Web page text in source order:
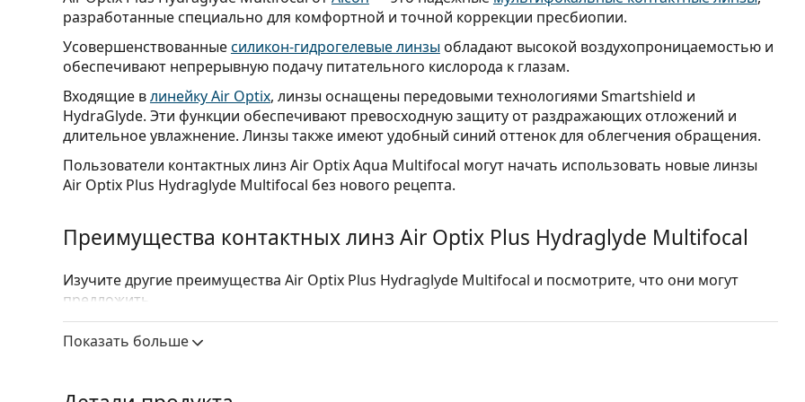
разработанные специально для комфортной и точной коррекции пресбиопии.
Усовершенствованныесиликон-гидрогелевые линзыобладают высокой воздухопроницаемостью и
обеспечивают непрерывную подачу питательного кислорода к глазам.
Входящие влинейку Air Optix, линзы оснащены передовыми технологиями Smartshield и
HydraGlyde. Эти функции обеспечивают превосходную защиту от раздражающих отложений и
длительное увлажнение. Линзы также имеют удобный синий оттенок для облегчения обращения.
Пользователи контактных линз Air Optix Aqua Multifocal могут начать использовать новые линзы
Air Optix Plus Hydraglyde Multifocal без нового рецепта.
Преимущества контактных линз Air Optix Plus Hydraglyde Multifocal
Изучите другие преимущества Air Optix Plus Hydraglyde Multifocal и посмотрите, что они могут
предложить.
между ближними, средними и дальними расстояниями.
Показать больше